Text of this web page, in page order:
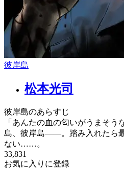
彼岸島
松本光司
彼岸島のあらすじ
「あんたの血の匂いがうまそう
島、彼岸島――。踏み入れたら
ない……。
33,831
お気に入りに登録